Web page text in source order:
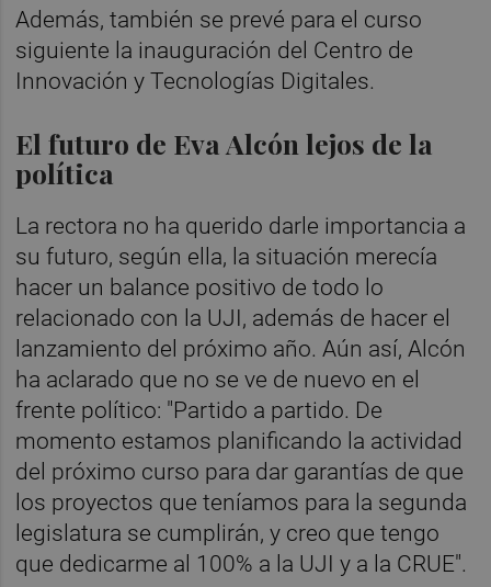
Además, también se prevé para el curso
siguiente la inauguración del Centro de
Innovación y Tecnologías Digitales.
El futuro de Eva Alcón lejos de la
política
La rectora no ha querido darle importancia a
su futuro, según ella, la situación merecía
hacer un balance positivo de todo lo
relacionado con la UJI, además de hacer el
lanzamiento del próximo año. Aún así, Alcón
ha aclarado que no se ve de nuevo en el
frente político: "Partido a partido. De
momento estamos planificando la actividad
del próximo curso para dar garantías de que
los proyectos que teníamos para la segunda
legislatura se cumplirán, y creo que tengo
que dedicarme al 100% a la UJI y a la CRUE".